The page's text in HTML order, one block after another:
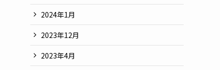
2024年1月
2023年12月
2023年4月